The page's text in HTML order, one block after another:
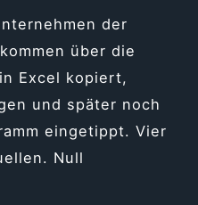
der
über die
Excel kopiert,
und später noch
eingetippt. Vier
Null